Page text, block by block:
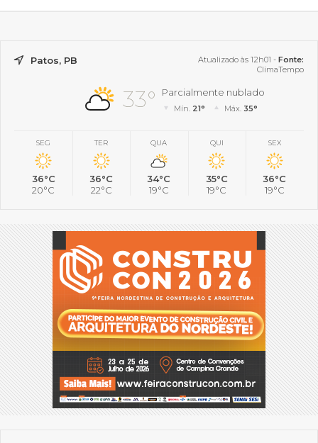
Patos, PB Atualizado às 12h01 - Fonte:
ClimaTempo
33° Parcialmente nublado
Mín. 21° Máx. 35°
SEG
36°C
20°C
TER
36°C
22°C
QUA
34°C
19°C
QUI
35°C
19°C
SEX
36°C
19°C